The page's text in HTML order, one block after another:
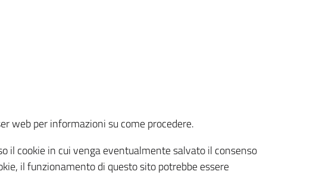
web per informazioni su come procedere.
il cookie in cui venga eventualmente salvato il consenso
il funzionamento di questo sito potrebbe essere